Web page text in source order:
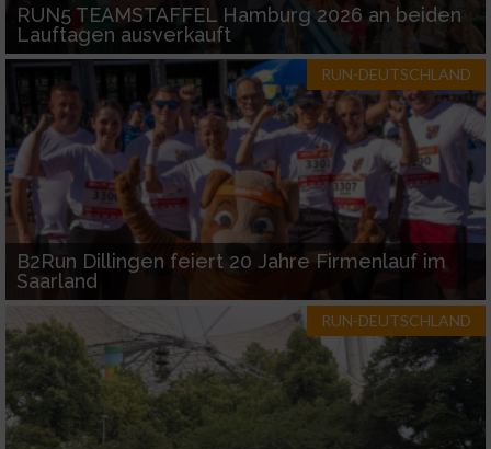
RUN5 TEAMSTAFFEL Hamburg 2026 an beiden
Lauftagen ausverkauft
RUN-DEUTSCHLAND
B2Run Dillingen feiert 20 Jahre Firmenlauf im
Saarland
RUN-DEUTSCHLAND
Entwicklung und Verbesserung der Angebote
Verwendung reduzierter Daten zur Auswahl
von Inhalten
IAB-Besonderheiten:
Verwendung genauer Standortdaten
Geräte anhand von aktiv angeforderten
Informationen identifizieren
Nicht-IAB-Verarbeitungszwecke:
Notwendig
Performance